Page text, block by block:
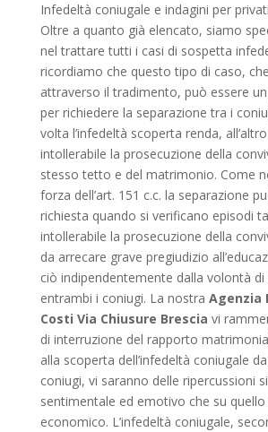
Infedeltà coniugale e indagini per
Oltre a quanto già elencato, siamo
nel trattare tutti i casi di sospetta
ricordiamo che questo tipo di caso,
attraverso il tradimento, può essere
per richiedere la separazione tra i
volta l’infedeltà scoperta renda,
intollerabile la prosecuzione della
stesso tetto e del matrimonio. Come
forza dell’art. 151 c.c. la separazione
richiesta quando si verificano episodi
intollerabile la prosecuzione della
da arrecare grave pregiudizio
ciò indipendentemente dalla volontà
entrambi i coniugi. La nostra Agenzia
Costi Via Chiusure Brescia vi
di interruzione del rapporto
alla scoperta dell’infedeltà coniugale
coniugi, vi saranno delle ripercussioni
sentimentale ed emotivo che su
economico. L’infedeltà coniugale,